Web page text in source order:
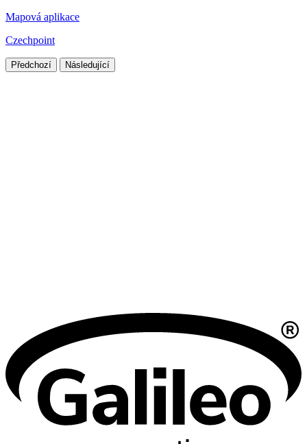
Mapová aplikace
Czechpoint
Předchozí Následující